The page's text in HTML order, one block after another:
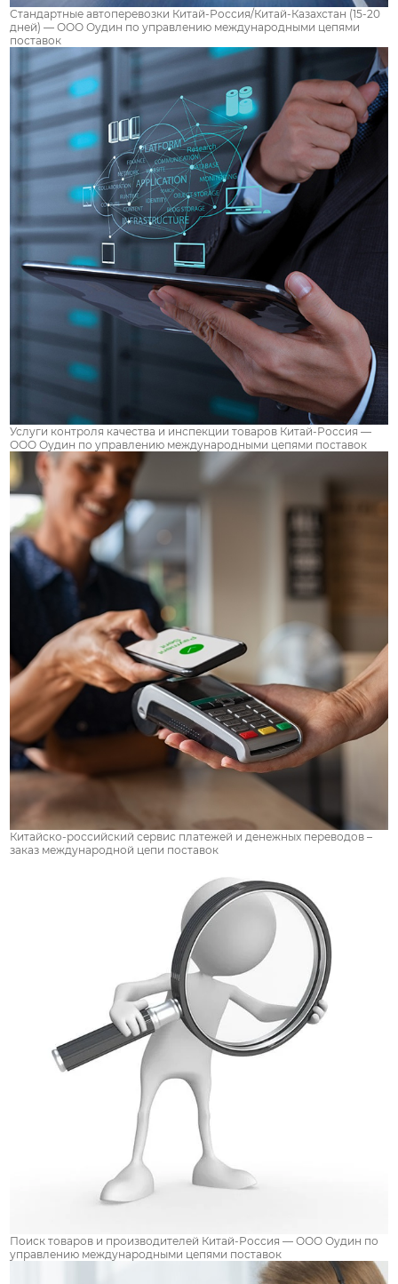
Стандартные автоперевозки Китай-Россия/Китай-Казахстан (15-20
дней) — ООО Оудин по управлению международными цепями
поставок
Услуги контроля качества и инспекции товаров Китай-Россия —
ООО Оудин по управлению международными цепями поставок
Китайско-российский сервис платежей и денежных переводов –
заказ международной цепи поставок
Поиск товаров и производителей Китай-Россия — ООО Оудин по
управлению международными цепями поставок